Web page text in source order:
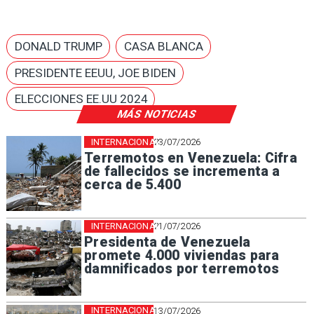
MÁS NOTICIAS
23/07/2026
Terremotos en Venezuela: Cifra
de fallecidos se incrementa a
cerca de 5.400
INTERNACIONAL
21/07/2026
Presidenta de Venezuela
promete 4.000 viviendas para
damnificados por terremotos
INTERNACIONAL
13/07/2026
INTERNACIONAL
DONALD TRUMP
CASA BLANCA
PRESIDENTE EEUU, JOE BIDEN
ELECCIONES EE.UU 2024